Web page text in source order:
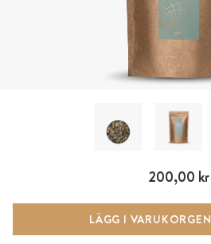
200,00 kr
LÄGG I VARUKORGEN